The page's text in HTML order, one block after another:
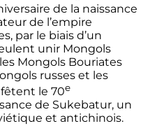
de la naissance
de l’empire
par le biais d’un
unir Mongols
Mongols Bouriates
russes et les
le 70e
de Sukebatur, un
et antichinois.